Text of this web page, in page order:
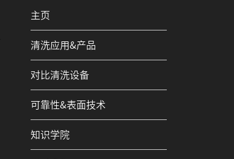
主页
清洗应用&产品
对比清洗设备
可靠性&表面技术
知识学院